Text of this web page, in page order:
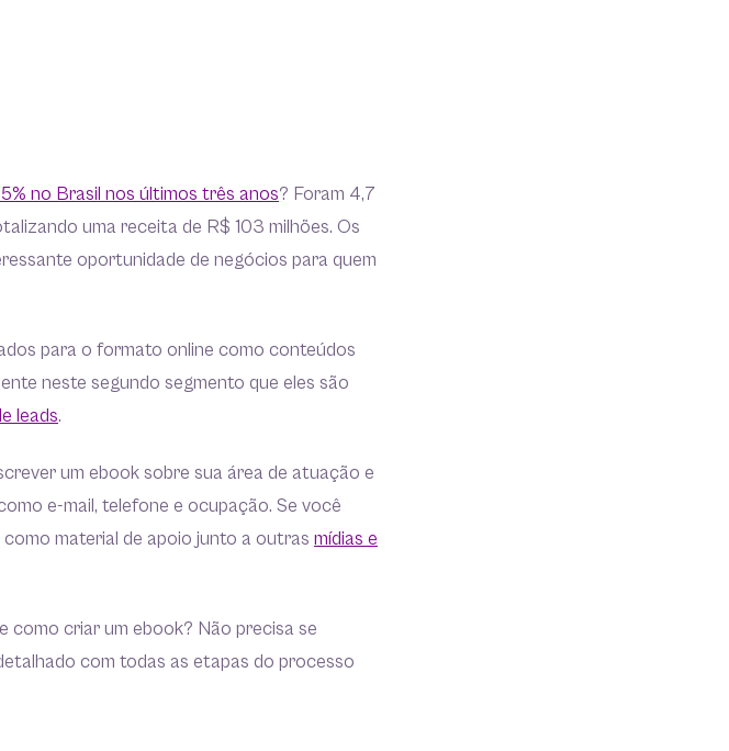
no Brasil nos últimos três anos? Foram 4,7
uma receita de R$ 103 milhões. Os
oportunidade de negócios para quem
para o formato online como conteúdos
neste segundo segmento que eles são
leads.
um ebook sobre sua área de atuação e
e-mail, telefone e ocupação. Se você
material de apoio junto a outras mídias e
como criar um ebook? Não precisa se
com todas as etapas do processo